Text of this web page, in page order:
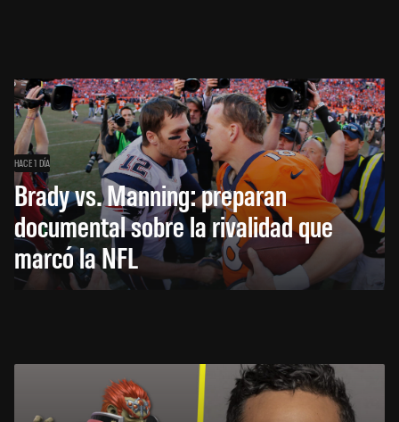
HACE 1 DÍA
Brady vs. Manning: preparan
documental sobre la rivalidad que
marcó la NFL